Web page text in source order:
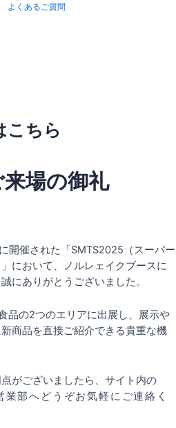
よくあるご質問
こちら
場の御礼
開催された「SMTS2025（スーパー
において、ノルレェイクブースに
にありがとうございました。
品の2つのエリアに出展し、展示や
商品を直接ご紹介できる貴重な機
がございましたら、サイト内の
業部へどうぞお気軽にご連絡く